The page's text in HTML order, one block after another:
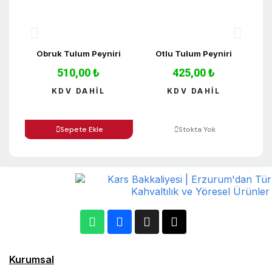
Obruk Tulum Peyniri
510,00 ₺
KDV DAHİL
Sepete Ekle
Otlu Tulum Peyniri
425,00 ₺
KDV DAHİL
Stokta Yok
Kurumsal